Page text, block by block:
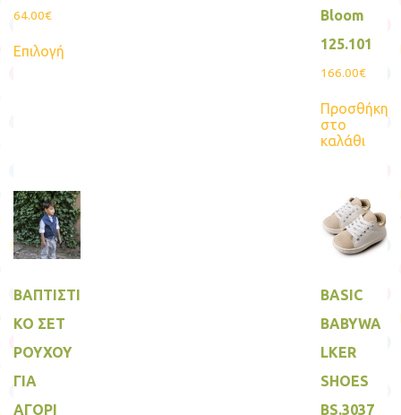
64.00€
Επιλογή
επιλεγούν
στη
σελίδα
του
προϊόντος
Bloom
125.101
166.00€
Προσθήκη
στο
καλάθι
ΒΑΠΤΙΣΤΙ
ΚΟ ΣΕΤ
ΡΟΥΧΟΥ
ΓΙΑ
ΑΓΟΡΙ
BASIC
BABYWA
LKER
SHOES
BS.3037